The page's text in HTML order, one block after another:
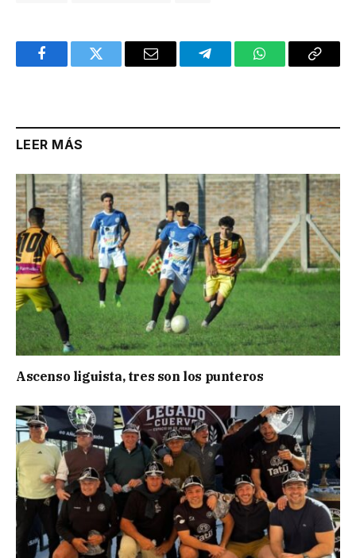
FacebookTwitter Email TelegramWhatsAppCopy
LEER MÁS
Ascenso liguista, tres son los punteros